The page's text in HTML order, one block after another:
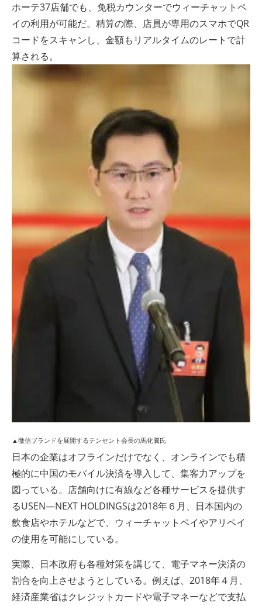
ホーテ37店舗でも、免税カウンターでウィーチャットペ
イの利用が可能だ。精算の際、店員が専用のスマホでQR
コードをスキャンし、金額もリアルタイムのレートで計
算される。
▲微信ブランドを展開するテンセント会長の馬化騰氏
日本の企業はオフラインだけでなく、オンラインでも積
極的に中国のモバイル決済を導入して、集客力アップを
図っている。店舗向けに有線など各種サービスを提供す
るUSEN―NEXT HOLDINGSは2018年６月、日本国内の
飲食店やホテルなどで、ウィーチャットペイやアリペイ
の使用を可能にしている。
実際、日本政府も各種対策を講じて、電子マネー決済の
割合を向上させようとしている。例えば、2018年４月、
経済産業省はクレジットカードや電子マネーなどで支払